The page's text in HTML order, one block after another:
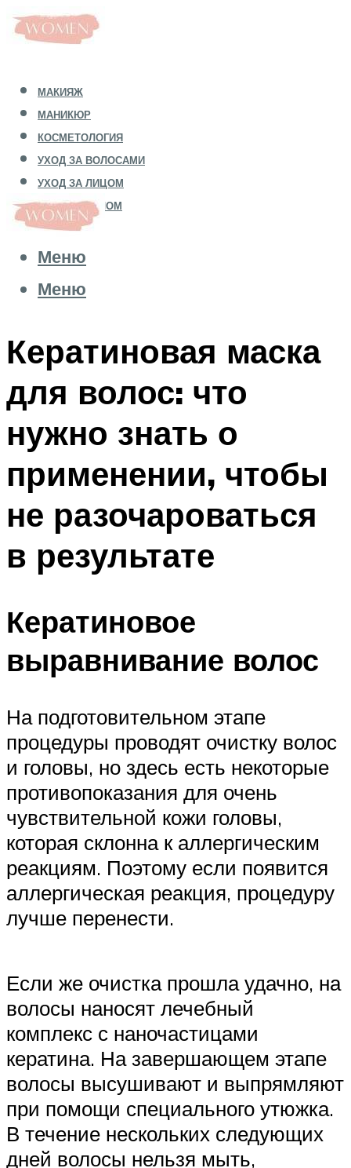
МАКИЯЖ
МАНИКЮР
КОСМЕТОЛОГИЯ
УХОД ЗА ВОЛОСАМИ
УХОД ЗА ЛИЦОМ
УХОД ЗА ТЕЛОМ
Меню
Меню
Кератиновая маска
для волос: что
нужно знать о
применении, чтобы
не разочароваться
в результате
Кератиновое
выравнивание волос
На подготовительном этапе
процедуры проводят очистку волос
и головы, но здесь есть некоторые
противопоказания для очень
чувствительной кожи головы,
которая склонна к аллергическим
реакциям. Поэтому если появится
аллергическая реакция, процедуру
лучше перенести.
Если же очистка прошла удачно, на
волосы наносят лечебный
комплекс с наночастицами
кератина. На завершающем этапе
волосы высушивают и выпрямляют
при помощи специального утюжка.
В течение нескольких следующих
дней волосы нельзя мыть,